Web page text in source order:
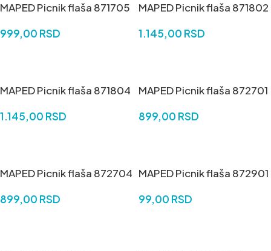
MAPED Picnik flaša 871705
999,00 RSD
MAPED Picnik flaša 871802
1.145,00 RSD
MAPED Picnik flaša 871804
1.145,00 RSD
MAPED Picnik flaša 872701
899,00 RSD
MAPED Picnik flaša 872704
899,00 RSD
MAPED Picnik flaša 872901
99,00 RSD